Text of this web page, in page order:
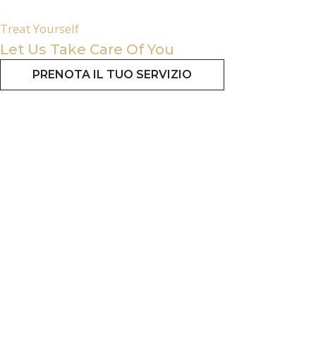
Treat Yourself
Let Us Take Care Of You
PRENOTA IL TUO SERVIZIO